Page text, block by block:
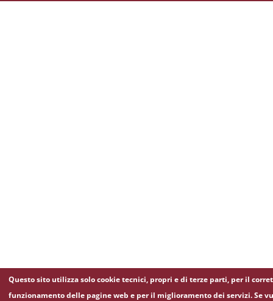
Questo sito utilizza solo cookie tecnici, propri e di terze parti, per il
funzionamento delle pagine web e per il miglioramento dei servizi. Se